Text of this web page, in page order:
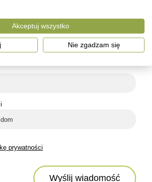
prywatności
Wyślij wiadomość
Akceptuj wszystko
Nie zgadzam się